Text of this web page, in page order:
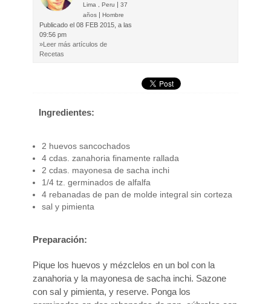
Lima , Peru |37
años |Hombre
Publicado el 08 FEB 2015, a las
09:56 pm
»Leer más artículos de
Recetas
Ingredientes:
2 huevos sancochados
4 cdas. zanahoria finamente rallada
2 cdas. mayonesa de sacha inchi
1/4 tz. germinados de alfalfa
4 rebanadas de pan de molde integral sin corteza
sal y pimienta
Preparación:
Pique los huevos y mézclelos en un bol con la
zanahoria y la mayonesa de sacha inchi. Sazone
con sal y pimienta, y reserve. Ponga los